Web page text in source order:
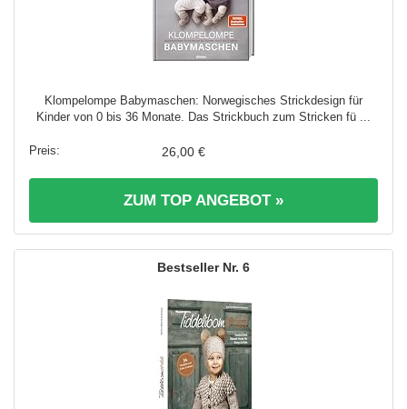
Klompelompe Babymaschen: Norwegisches Strickdesign für
Kinder von 0 bis 36 Monate. Das Strickbuch zum Stricken fü ...
26,00 €
ZUM TOP ANGEBOT »
6